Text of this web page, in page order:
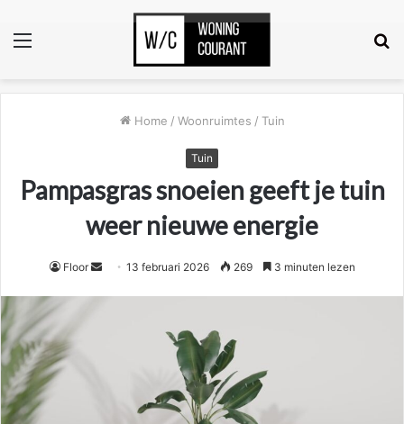
Home / Woonruimtes / Tuin
Tuin
Pampasgras snoeien geeft je tuin
weer nieuwe energie
Floor
S
13 februari 2026 269 3 minuten lezen